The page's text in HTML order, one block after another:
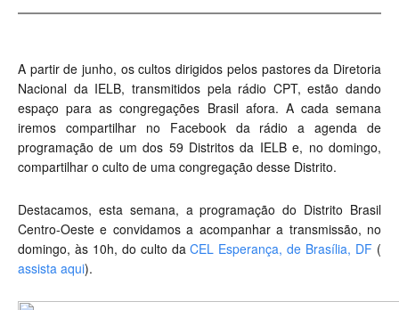
A partir de junho, os cultos dirigidos pelos pastores da Diretoria
Nacional da IELB, transmitidos pela rádio CPT, estão dando
espaço para as congregações Brasil afora. A cada semana
iremos compartilhar no Facebook da rádio a agenda de
programação de um dos 59 Distritos da IELB e, no domingo,
compartilhar o culto de uma congregação desse Distrito.
Destacamos, esta semana, a programação do Distrito Brasil
Centro-Oeste e convidamos a acompanhar a transmissão, no
domingo, às 10h, do culto daCEL Esperança, de Brasília, DF (
assista aqui).